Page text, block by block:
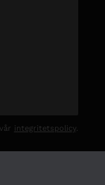
integritetspolicy.